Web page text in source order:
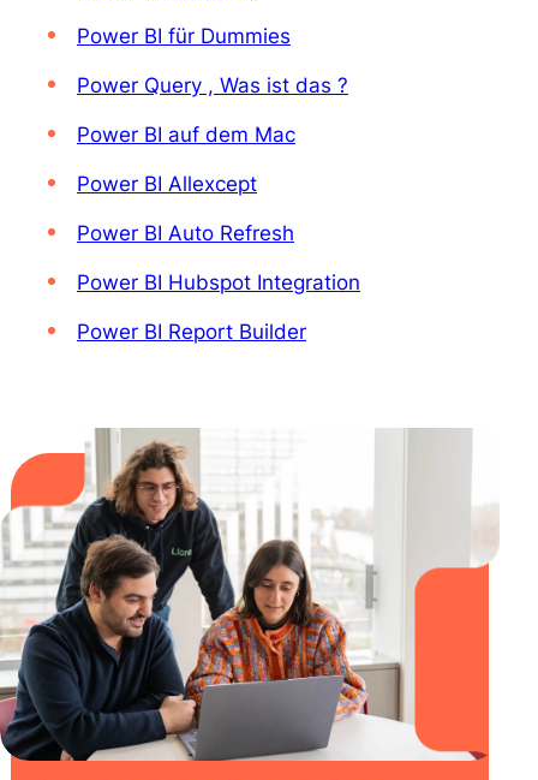
Power BI für Dummies
Power Query , Was ist das ?
Power BI auf dem Mac
Power BI Allexcept
Power BI Auto Refresh
Power BI Hubspot Integration
Power BI Report Builder